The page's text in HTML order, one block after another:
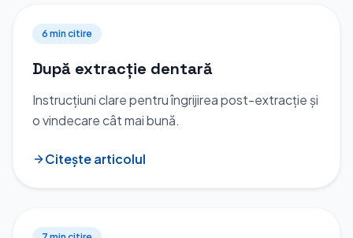
6 min citire
După extracție dentară
Instrucțiuni clare pentru îngrijirea post-extracție și
o vindecare cât mai bună.
Citește articolul